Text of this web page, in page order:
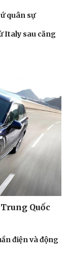
bé
hồn
quân sự
Italy sau căng
Quốc
điện và động